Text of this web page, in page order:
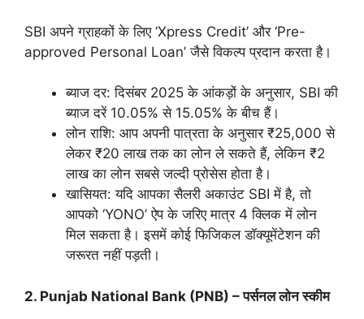
SBI अपने ग्राहकों के लिए ‘Xpress Credit’ और ‘Pre-
approved Personal Loan’ जैसे विकल्प प्रदान करता है।
ब्याज दर: दिसंबर 2025 के आंकड़ों के अनुसार, SBI की
ब्याज दरें 10.05% से 15.05% के बीच हैं।
लोन राशि: आप अपनी पात्रता के अनुसार ₹25,000 से
लेकर ₹20 लाख तक का लोन ले सकते हैं, लेकिन ₹2
लाख का लोन सबसे जल्दी प्रोसेस होता है।
खासियत: यदि आपका सैलरी अकाउंट SBI में है, तो
आपको ‘YONO’ ऐप के जरिए मात्र 4 क्लिक में लोन
मिल सकता है। इसमें कोई फिजिकल डॉक्यूमेंटेशन की
जरूरत नहीं पड़ती।
2. Punjab National Bank (PNB) – पर्सनल लोन स्कीम